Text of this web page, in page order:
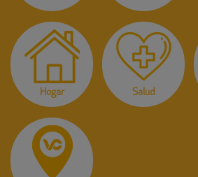
Hogar Salud